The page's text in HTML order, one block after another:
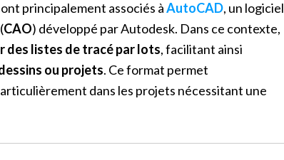
principalement associés àAutoCAD, un logiciel
CAO) développé par Autodesk. Dans ce contexte,
des listes de tracé par lots, facilitant ainsi
ou projets. Ce format permet
dans les projets nécessitant une